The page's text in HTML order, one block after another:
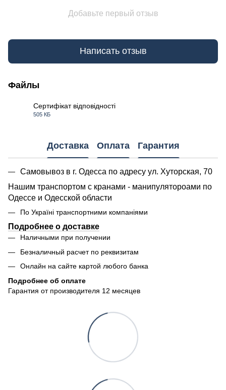
Добавьте первый отзыв
Написать отзыв
Файлы
Сертифікат відповідності
505 КБ
Доставка Оплата Гарантия
Самовывоз в г. Одесса по адресу ул. Хуторская, 70
Нашим транспортом с кранами - манипулятороами по
Одессе и Одесской области
По Україні транспортними компаніями
Подробнее о доставке
Наличными при получении
Безналичный расчет по реквизитам
Онлайн на сайте картой любого банка
Подробнее об оплате
Гарантия от производителя 12 месяцев